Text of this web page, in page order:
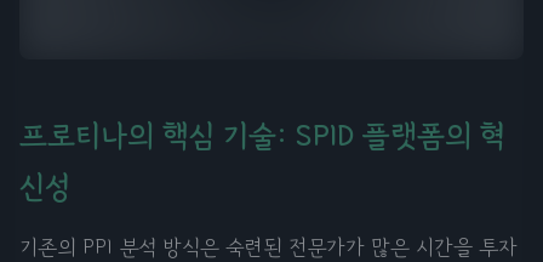
프로티나의 핵심 기술: SPID 플랫폼의 혁
신성
기존의 PPI 분석 방식은 숙련된 전문가가 많은 시간을 투자